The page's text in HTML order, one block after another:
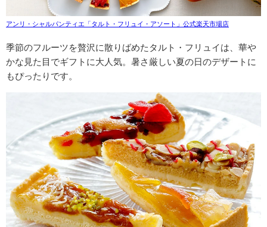
アンリ・シャルパンティエ「タルト・フリュイ・アソート」公式楽天市場店
季節のフルーツを贅沢に散りばめたタルト・フリュイは、華や
かな見た目でギフトに大人気。暑さ厳しい夏の日のデザートに
もぴったりです。